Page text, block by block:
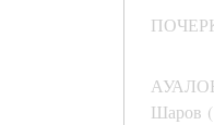
Шаров